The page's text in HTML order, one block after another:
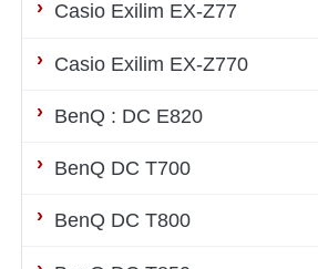
Casio Exilim EX-Z77
Casio Exilim EX-Z770
BenQ : DC E820
BenQ DC T700
BenQ DC T800